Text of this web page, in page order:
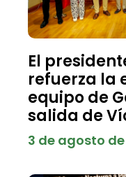
El
refuerza la
equipo de
salida de
3 de agosto